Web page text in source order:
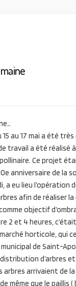
15 au 17 mai a été
travail a été réalisé à
Ce projet
anniversaire de la
a eu lieu l’opération
afin de réaliser
objectif
2 et 4 heures,
horticole, qui
de Saint-
d’arbres
arbres arrivaient de
même que le paillis (